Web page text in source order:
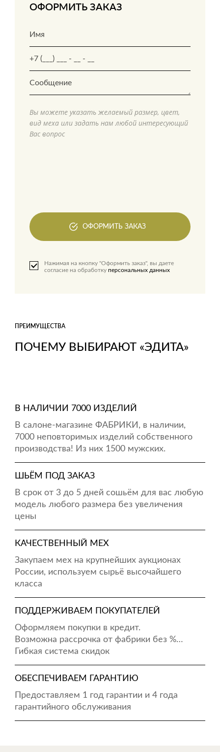
ОФОРМИТЬ ЗАКАЗ
Вы можете указать желаемый размер, цвет,
вид меха или задать нам любой интересующий
Вас вопрос
ОФОРМИТЬ ЗАКАЗ
Нажимая на кнопку "Оформить заказ", вы даете
согласие на обработку персональных данных
ПОЧЕМУ ВЫБИРАЮТ «ЭДИТА»
ПРЕИМУЩЕСТВА
В НАЛИЧИИ 7000 ИЗДЕЛИЙ
В салоне-магазине ФАБРИКИ, в наличии,
7000 неповторимых изделий собственного
производства! Из них 1500 мужских.
ШЬЁМ ПОД ЗАКАЗ
В срок от 3 до 5 дней сошьём для вас любую
модель любого размера без увеличения
цены
КАЧЕСТВЕННЫЙ МЕХ
Закупаем мех на крупнейших аукционах
России, используем сырьё высочайшего
класса
ПОДДЕРЖИВАЕМ ПОКУПАТЕЛЕЙ
Оформляем покупки в кредит.
Возможна рассрочка от фабрики без %…
Гибкая система скидок
ОБЕСПЕЧИВАЕМ ГАРАНТИЮ
Предоставляем 1 год гарантии и 4 года
гарантийного обслуживания